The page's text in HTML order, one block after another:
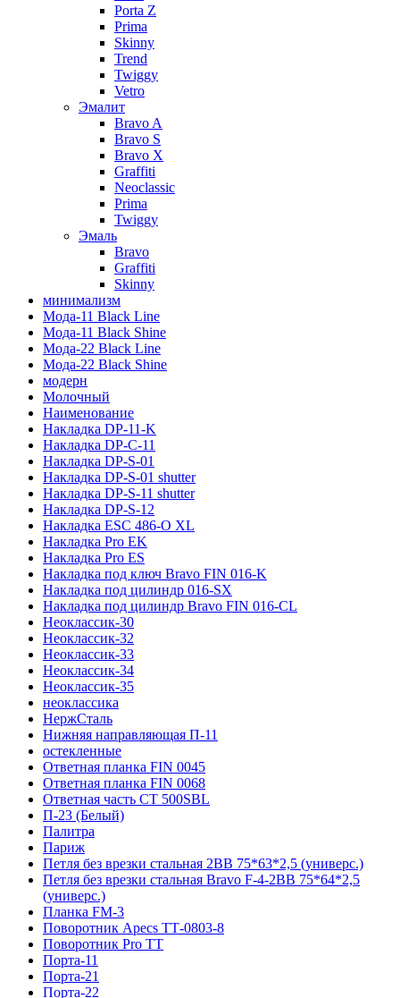
Porta Z
Prima
Skinny
Trend
Twiggy
Vetro
Эмалит
Bravo A
Bravo S
Bravo X
Graffiti
Neoclassic
Prima
Twiggy
Эмаль
Bravo
Graffiti
Skinny
минимализм
Мода-11 Black Line
Мода-11 Black Shine
Мода-22 Black Line
Мода-22 Black Shine
модерн
Молочный
Наименование
Накладка DP-11-K
Накладка DP-C-11
Накладка DP-S-01
Накладка DP-S-01 shutter
Накладка DP-S-11 shutter
Накладка DP-S-12
Накладка ESC 486-O XL
Накладка Pro EK
Накладка Pro ES
Накладка под ключ Bravo FIN 016-K
Накладка под цилиндр 016-SX
Накладка под цилиндр Bravo FIN 016-СL
Неоклассик-30
Неоклассик-32
Неоклассик-33
Неоклассик-34
Неоклассик-35
неоклассика
НержСталь
Нижняя направляющая П-11
остекленные
Ответная планка FIN 0045
Ответная планка FIN 0068
Ответная часть СТ 500SBL
П-23 (Белый)
Палитра
Париж
Петля без врезки стальная 2ВВ 75*63*2,5 (универс.)
Петля без врезки стальная Bravo F-4-2BB 75*64*2,5
(универс.)
Планка FM-3
Поворотник Apecs ТТ-0803-8
Поворотник Pro TT
Порта-11
Порта-21
Порта-22